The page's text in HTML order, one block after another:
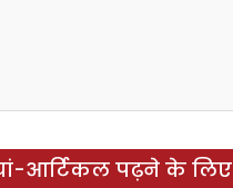
आर्टिकल पढ़ने के लिए